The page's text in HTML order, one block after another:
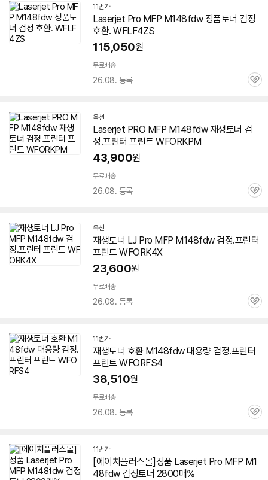
11번가
Laserjet Pro MFP M148fdw 정품토너 검정
호환. WFLF4ZS
115,050원
무료배송
26.08. 등록
관
옥션
Laserjet PRO MFP M148fdw 재생토너 검
정.프린터 프린트 WFORKPM
43,900원
무료배송
26.08. 등록
관
옥션
재생토너 LJ Pro MFP M148fdw 검정.프린터
프린트 WFORK4X
23,600원
무료배송
26.08. 등록
관
11번가
재생토너 호환 M148fdw 대용량 검정.프린터
프린트 WFORFS4
38,510원
무료배송
26.08. 등록
관
11번가
[에이치플러스몰]정품 Laserjet Pro MFP M1
48fdw 검정토너 2800매%